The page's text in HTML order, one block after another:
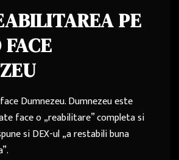
PE
Dumnezeu. Dumnezeu este
face o „reabilitare” completa si
si DEX-ul „a restabili buna